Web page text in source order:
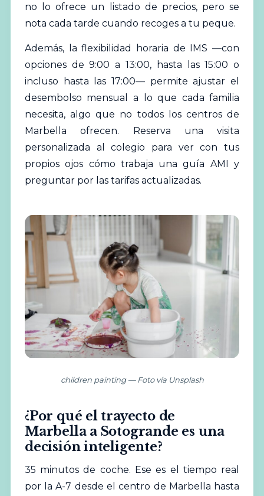
no lo ofrece un listado de precios, pero se
nota cada tarde cuando recoges a tu peque.
Además, la flexibilidad horaria de IMS —con
opciones de 9:00 a 13:00, hasta las 15:00 o
incluso hasta las 17:00— permite ajustar el
desembolso mensual a lo que cada familia
necesita, algo que no todos los centros de
Marbella ofrecen.
Reserva una visita
personalizada al colegio para ver con tus
propios ojos cómo trabaja una guía AMI y
preguntar por las tarifas actualizadas.
children painting — Foto vía Unsplash
¿Por qué el trayecto de
Marbella a Sotogrande es una
decisión inteligente?
35 minutos de coche. Ese es el tiempo real
por la A-7 desde el centro de Marbella hasta